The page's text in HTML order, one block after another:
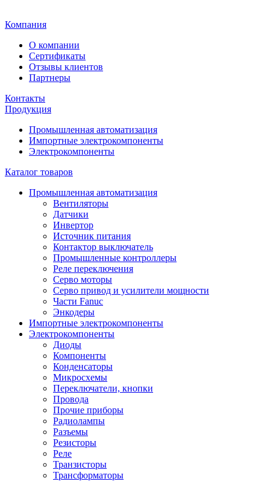
Компания
О компании
Сертификаты
Отзывы клиентов
Партнеры
Контакты
Продукция
Промышленная автоматизация
Импортные электрокомпоненты
Электрокомпоненты
Каталог товаров
Промышленная автоматизация
Вентиляторы
Датчики
Инвертор
Источник питания
Контактор выключатель
Промышленные контроллеры
Реле переключения
Серво моторы
Серво привод и усилители мощности
Части Fanuc
Энкодеры
Импортные электрокомпоненты
Электрокомпоненты
Диоды
Компоненты
Конденсаторы
Микросхемы
Переключатели, кнопки
Провода
Прочие приборы
Радиолампы
Разъемы
Резисторы
Реле
Транзисторы
Трансформаторы